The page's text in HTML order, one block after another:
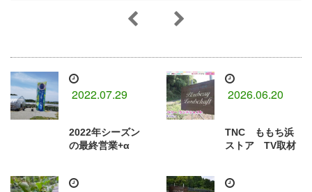
2022.07.29
2022年シーズン
の最終営業+α
2026.06.20
TNC ももち浜
ストア TV取材